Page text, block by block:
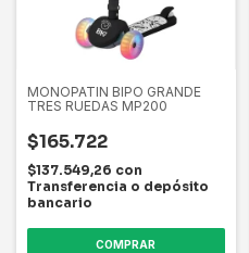
MONOPATIN BIPO GRANDE
TRES RUEDAS MP200
$165.722
$137.549,26 con
Transferencia o depósito
bancario
COMPRAR